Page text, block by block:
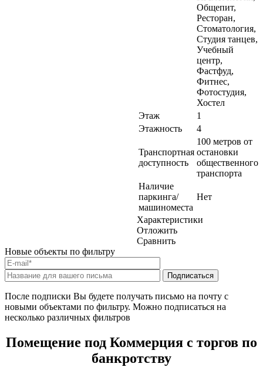
Общепит,
Ресторан,
Стоматология,
Студия танцев,
Учебный
центр,
Фастфуд,
Фитнес,
Фотостудия,
Хостел
Этаж
1
Этажность
4
Транспортная
доступность
100 метров от
остановки
общественного
транспорта
Наличие
паркинга/
машиноместа
Нет
Характеристики
Отложить
Сравнить
Новые объекты по фильтру
После подписки Вы будете получать письмо на почту с
новыми объектами по фильтру. Можно подписаться на
несколько различных фильтров
Помещение под Коммерция с торгов по
банкротству